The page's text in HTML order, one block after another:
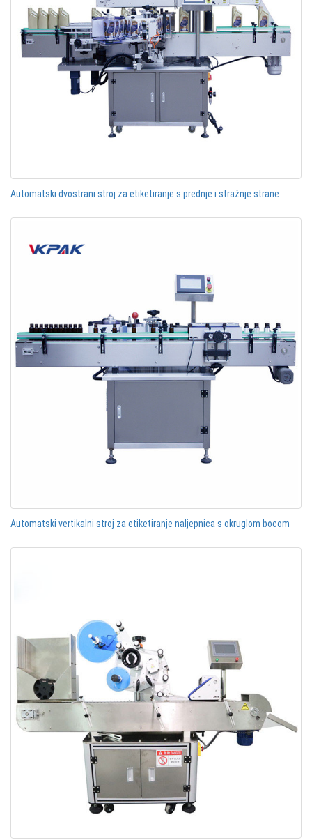
Automatski dvostrani stroj za etiketiranje s prednje i stražnje strane
Automatski vertikalni stroj za etiketiranje naljepnica s okruglom bocom